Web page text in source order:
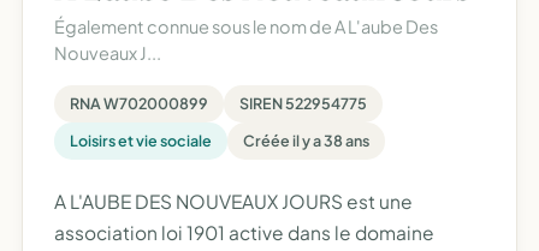
Également connue sous le nom deA L'aube Des
Nouveaux J...
RNA W702000899
SIREN 522954775
Loisirs et vie sociale
Créée il y a 38 ans
A L'AUBE DES NOUVEAUX JOURS est une
association loi 1901 active dans le domaine